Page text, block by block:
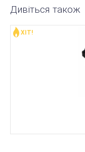
Дивіться також
ХІТ!